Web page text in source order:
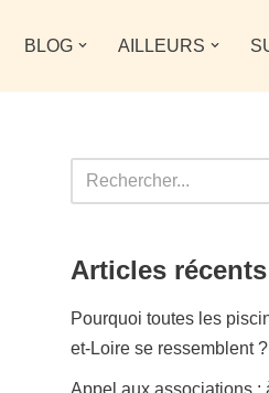
BLOG AILLEURS
Articles récents
Pourquoi toutes les
et-Loire se ressemblent ?
Appel aux associations :